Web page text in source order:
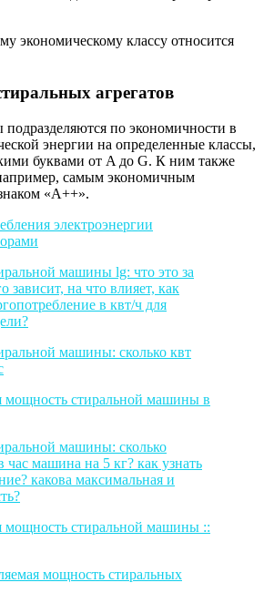
экономическому классу относится
агрегатов
по экономичности в
энергии на определенные классы,
буквами от A до G. К ним также
самым экономичным
«A++».